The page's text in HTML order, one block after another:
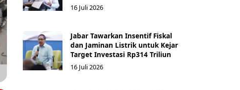
16 Juli 2026
Jabar Tawarkan Insentif Fiskal
dan Jaminan Listrik untuk Kejar
Target Investasi Rp314 Triliun
16 Juli 2026